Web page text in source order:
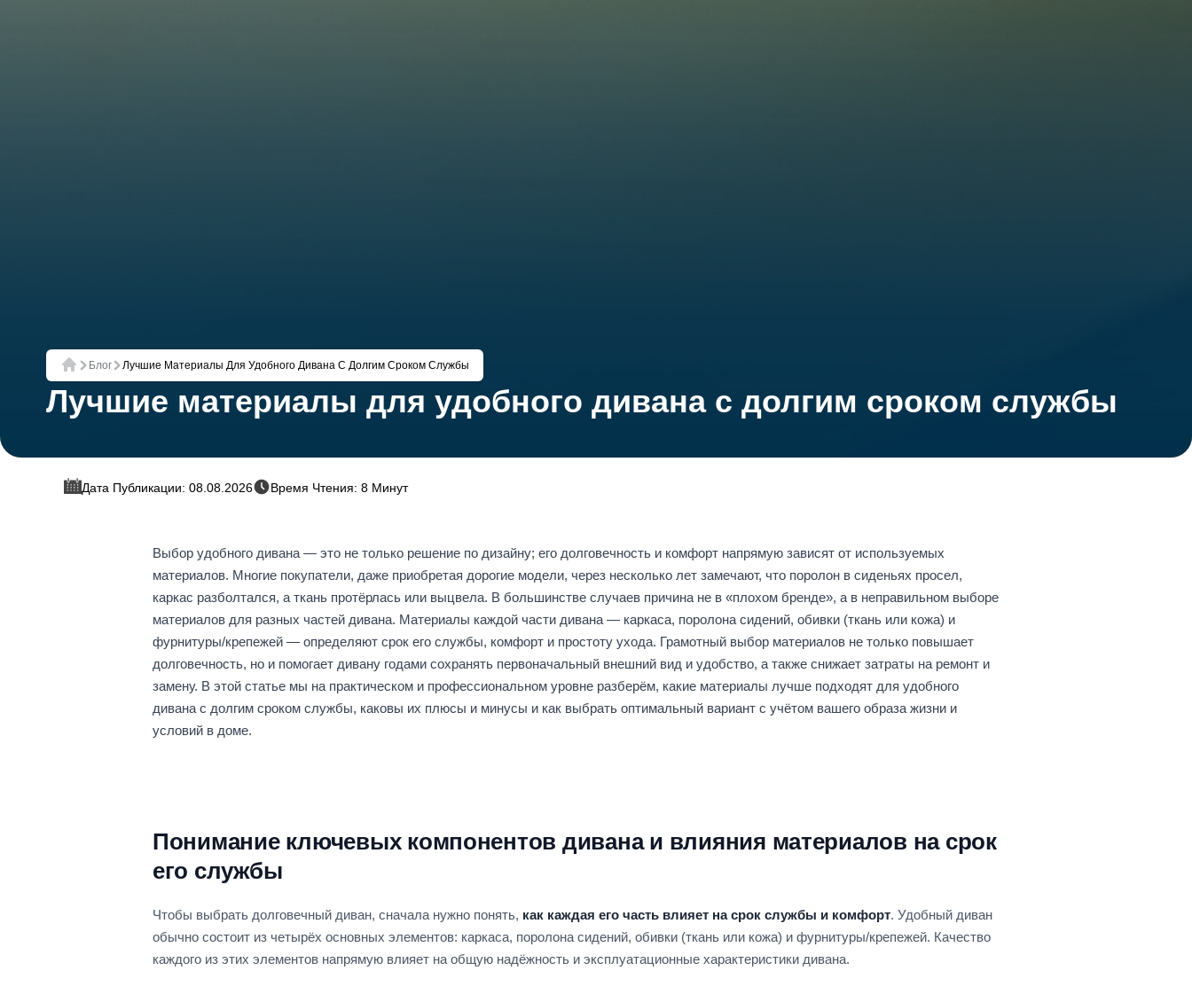
Главная
Блог Лучшие Материалы Для Удобного Дивана С Долгим Сроком Службы
Лучшие материалы для удобного дивана с долгим сроком службы
Дата Публикации: 08.08.2026 Время Чтения: 8 Минут
Выбор удобного дивана — это не только решение по дизайну; его долговечность и комфорт напрямую зависят от используемых
материалов. Многие покупатели, даже приобретая дорогие модели, через несколько лет замечают, что поролон в сиденьях просел,
каркас разболтался, а ткань протёрлась или выцвела. В большинстве случаев причина не в «плохом бренде», а в неправильном выборе
материалов для разных частей дивана. Материалы каждой части дивана — каркаса, поролона сидений, обивки (ткань или кожа) и
фурнитуры/крепежей — определяют срок его службы, комфорт и простоту ухода. Грамотный выбор материалов не только повышает
долговечность, но и помогает дивану годами сохранять первоначальный внешний вид и удобство, а также снижает затраты на ремонт и
замену. В этой статье мы на практическом и профессиональном уровне разберём, какие материалы лучше подходят для удобного
дивана с долгим сроком службы, каковы их плюсы и минусы и как выбрать оптимальный вариант с учётом вашего образа жизни и
условий в доме.
Понимание ключевых компонентов дивана и влияния материалов на срок
его службы
Чтобы выбрать долговечный диван, сначала нужно понять, как каждая его часть влияет на срок службы и комфорт. Удобный диван
обычно состоит из четырёх основных элементов: каркаса, поролона сидений, обивки (ткань или кожа) и фурнитуры/крепежей. Качество
каждого из этих элементов напрямую влияет на общую надёжность и эксплуатационные характеристики дивана.